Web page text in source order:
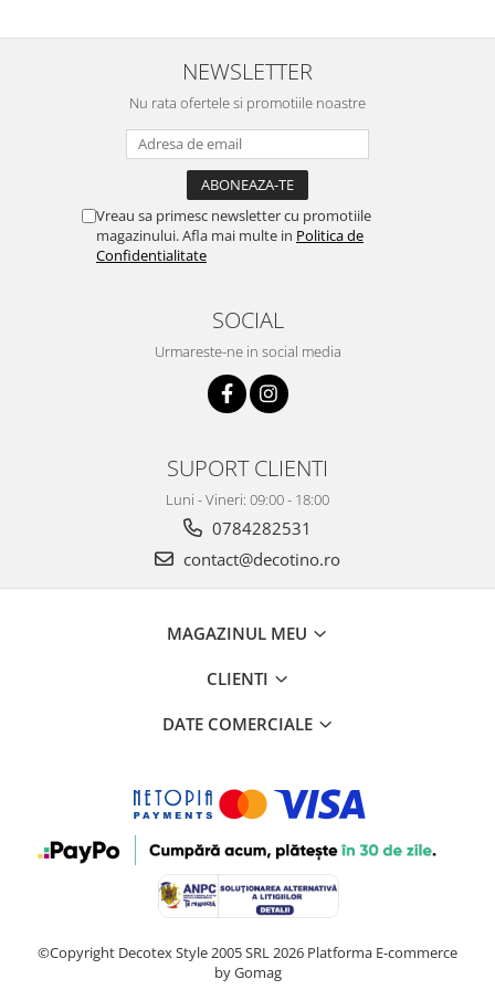
NEWSLETTER
Nu rata ofertele si promotiile noastre
Vreau sa primesc newsletter cu promotiile
magazinului. Afla mai multe in Politica de
Confidentialitate
SOCIAL
Urmareste-ne in social media
SUPORT CLIENTI
Luni - Vineri: 09:00 - 18:00
0784282531
contact@decotino.ro
MAGAZINUL MEU
CLIENTI
DATE COMERCIALE
©Copyright Decotex Style 2005 SRL 2026 Platforma E-commerce
by Gomag